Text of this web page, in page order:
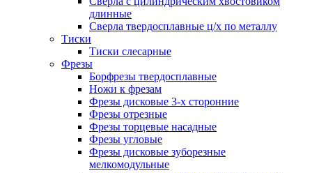
длинные
Сверла твердосплавные ц/х по металлу
Тиски
Тиски слесарные
Фрезы
Борфрезы твердосплавные
Ножи к фрезам
Фрезы дисковые 3-х сторонние
Фрезы отрезные
Фрезы торцевые насадные
Фрезы угловые
Фрезы дисковые зуборезные
мелкомодульные